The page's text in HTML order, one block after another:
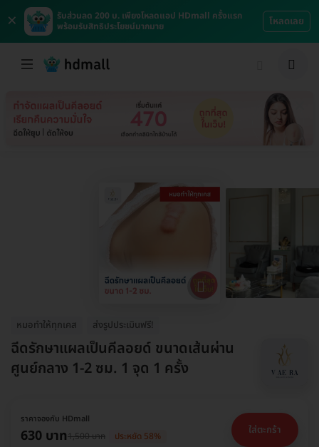
×
รับส่วนลด 200 บ. เพียงโหลดแอป HDmall ครั้งแรก
พร้อมรับสิทธิประโยชน์มากมาย
โหลดเลย
หมอทำให้ทุกเคส ส่งรูปประเมินฟรี!
ฉีดรักษาแผลเป็นคีลอยด์ ขนาดเส้นผ่าน
ศูนย์กลาง 1-2 ซม. 1 จุด 1 ครั้ง
ราคาจองกับ HDmall
630 บาท1,500 บาท ประหยัด 58% ใส่ตะกร้า